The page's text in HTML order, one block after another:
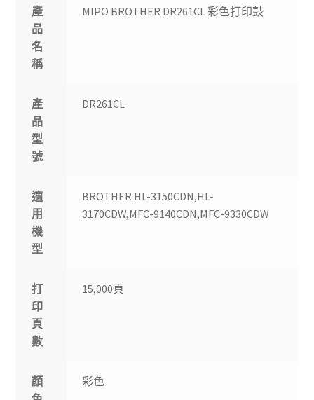
產
品
名
稱
MIPO BROTHER DR261CL 彩色打印鼓
產
品
型
號
DR261CL
適
用
機
型
BROTHER HL-3150CDN,HL-
3170CDW,MFC-9140CDN,MFC-9330CDW
打
印
頁
數
15,000頁
顏
彩色